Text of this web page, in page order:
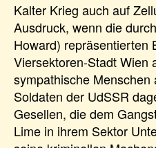
Kalter Krieg auch auf
Ausdruck, wenn die
Howard) repräsentierten
Viersektoren-Stadt Wien
sympathische
Soldaten der UdSSR
Gesellen, die dem
Lime in ihrem Sektor